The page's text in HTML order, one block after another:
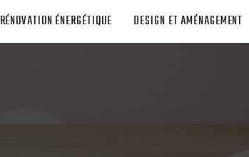
RÉNOVATION ÉNERGÉTIQUE DESIGN ET AMÉNAGEMENT